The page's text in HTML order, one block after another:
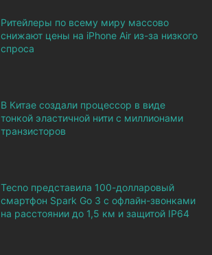
Ритейлеры по всему миру массово
снижают цены на iPhone Air из-за низкого
спроса
В Китае создали процессор в виде
тонкой эластичной нити с миллионами
транзисторов
Tecno представила 100-долларовый
смартфон Spark Go 3 с офлайн-звонками
на расстоянии до 1,5 км и защитой IP64